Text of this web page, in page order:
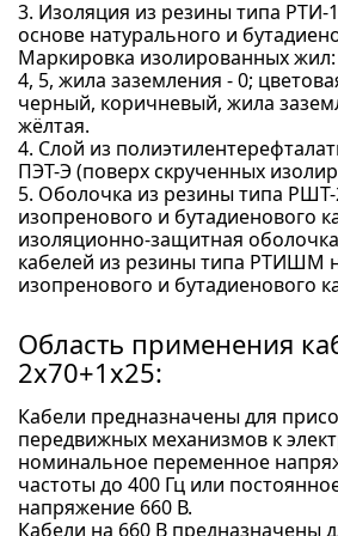
3. Изоляция из резины типа РТИ-
основе натурального и
Маркировка изолированных
4, 5, жила заземления - 0;
черный, коричневый, жила
жёлтая.
4. Слой из
ПЭТ-Э (поверх скрученных
5. Оболочка из резины типа
изопренового и бутадиенового
изоляционно-защитная
кабелей из резины типа РТИШМ
изопренового и бутадиенового
Область применения
2x70+1x25:
Кабели предназначены для
передвижных механизмов к
номинальное переменное
частоты до 400 Гц или
напряжение 660 В.
Кабели на 660 В предназначены